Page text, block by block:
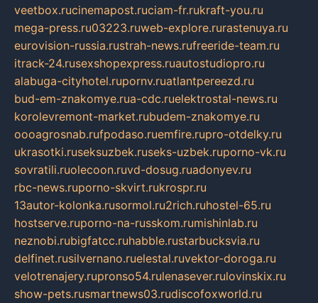
veetbox.rucinemapost.ruciam-fr.rukraft-you.ru
mega-press.ru03223.ruweb-explore.rurastenuya.ru
eurovision-russia.rustrah-news.rufreeride-team.ru
itrack-24.rusexshopexpress.ruautostudiopro.ru
alabuga-cityhotel.rupornv.ruatlantpereezd.ru
bud-em-znakomye.rua-cdc.ruelektrostal-news.ru
korolevremont-market.rubudem-znakomye.ru
oooagrosnab.rufpodaso.ruemfire.rupro-otdelky.ru
ukrasotki.ruseksuzbek.ruseks-uzbek.ruporno-vk.ru
sovratili.ruolecoon.ruvd-dosug.ruadonyev.ru
rbc-news.ruporno-skvirt.rukrospr.ru
13autor-kolonka.rusormol.ru2rich.ruhostel-65.ru
hostserve.ruporno-na-russkom.rumishinlab.ru
neznobi.rubigfatcc.ruhabble.rustarbucksvia.ru
delfinet.rusilvernano.ruelestal.ruvektor-doroga.ru
velotrenajery.rupronso54.rulenasever.rulovinskix.ru
show-pets.rusmartnews03.rudiscofoxworld.ru